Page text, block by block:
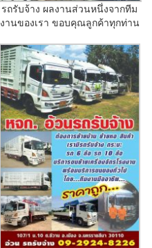
รถรับจ้าง ผลงานส่วนหนึ่งจากทีม
งานของเรา ขอบคุณลูกค้าทุกท่าน